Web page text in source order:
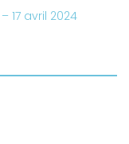
– 17 avril 2024